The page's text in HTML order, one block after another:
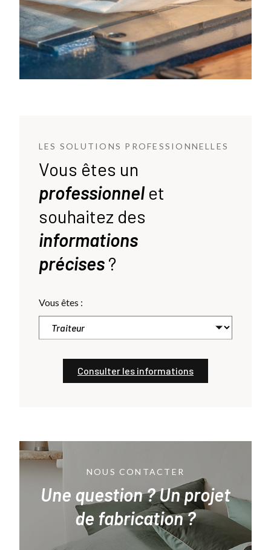
LES SOLUTIONS PROFESSIONNELLES
Vous êtes un
professionnelet
souhaitez des
informations
précises?
Vous êtes :
Consulter les informations
NOUS CONTACTER
Une question ? Un projet
de fabrication ?